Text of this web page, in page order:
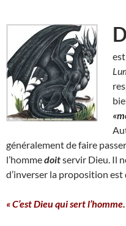
D
généralement de faire
l’hommedoitservir Dieu. Il
d’inverser la proposition est
« C’est Dieu qui sert